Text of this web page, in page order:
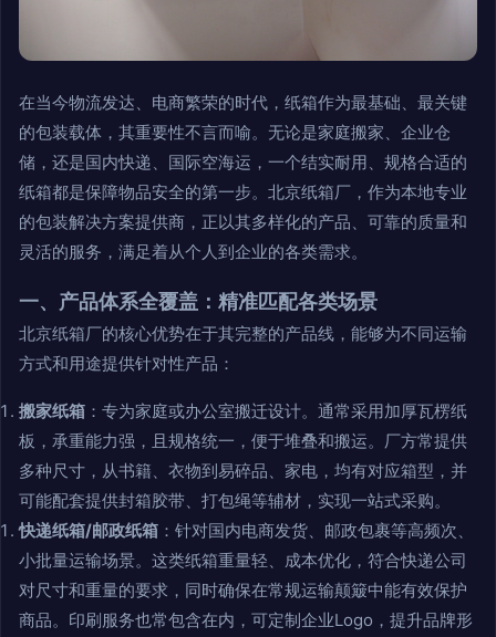
在当今物流发达、电商繁荣的时代，纸箱作为最基础、最关键
的包装载体，其重要性不言而喻。无论是家庭搬家、企业仓
储，还是国内快递、国际空海运，一个结实耐用、规格合适的
纸箱都是保障物品安全的第一步。北京纸箱厂，作为本地专业
的包装解决方案提供商，正以其多样化的产品、可靠的质量和
灵活的服务，满足着从个人到企业的各类需求。
一、产品体系全覆盖：精准匹配各类场景
北京纸箱厂的核心优势在于其完整的产品线，能够为不同运输
方式和用途提供针对性产品：
搬家纸箱 ：专为家庭或办公室搬迁设计。通常采用加厚瓦楞纸
板，承重能力强，且规格统一，便于堆叠和搬运。厂方常提供
多种尺寸，从书籍、衣物到易碎品、家电，均有对应箱型，并
可能配套提供封箱胶带、打包绳等辅材，实现一站式采购。
快递纸箱/邮政纸箱 ：针对国内电商发货、邮政包裹等高频次、
小批量运输场景。这类纸箱重量轻、成本优化，符合快递公司
对尺寸和重量的要求，同时确保在常规运输颠簸中能有效保护
商品。印刷服务也常包含在内，可定制企业Logo，提升品牌形